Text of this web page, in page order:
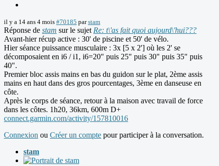
il y a 14 ans 4 mois #70185 parstam
Réponse de stam sur le sujet Re: t\'as fait quoi aujourd\'hui???
Avant-hier récup active : 30' de piscine et 50' de vélo.
Hier séance puissance musculaire : 3x [5 x 2'] où les 2' se
décomposaient en i6 / i1, i6=20" puis 25" puis 30" puis 35" puis
40".
Premier bloc assis mains en bas du guidon sur le plat, 2ème assis
mains en haut dans des gros pourcentages, 3ème en danseuse en
côte.
Après le corps de séance, retour à la maison avec travail de force
dans les côtes. 1h20, 36km, 600m D+
connect.garmin.com/activity/157810016
Connexion ou Créer un compte pour participer à la conversation.
stam